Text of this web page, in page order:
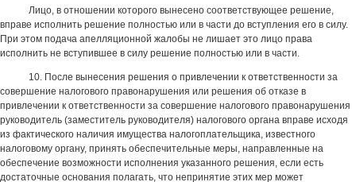
Лицо, в отношении которого вынесено соответствующее решение,
вправе исполнить решение полностью или в части до вступления его в силу.
При этом подача апелляционной жалобы не лишает это лицо права
исполнить не вступившее в силу решение полностью или в части.
10. После вынесения решения о привлечении к ответственности за
совершение налогового правонарушения или решения об отказе в
привлечении к ответственности за совершение налогового правонарушения
руководитель (заместитель руководителя) налогового органа вправе исходя
из фактического наличия имущества налогоплательщика, известного
налоговому органу, принять обеспечительные меры, направленные на
обеспечение возможности исполнения указанного решения, если есть
достаточные основания полагать, что непринятие этих мер может